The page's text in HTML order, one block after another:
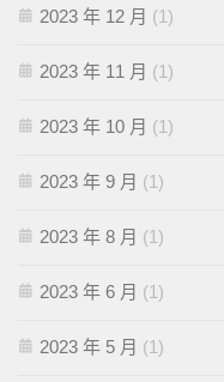
2023 年 12 月 (1)
2023 年 11 月 (1)
2023 年 10 月 (1)
2023 年 9 月 (1)
2023 年 8 月 (1)
2023 年 6 月 (1)
2023 年 5 月 (1)